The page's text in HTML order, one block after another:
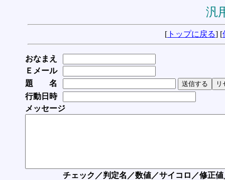
汎
[ トップに戻る] [
おなまえ
Ｅメール
題 名
行動日時
メッセージ
チェック／判定名／数値／サイコロ／修正